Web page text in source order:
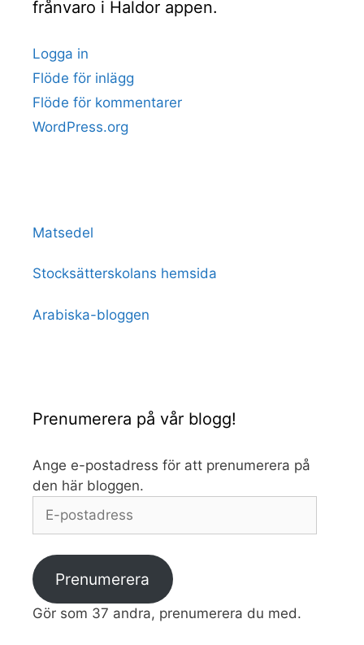
frånvaro i Haldor appen.
Logga in
Flöde för inlägg
Flöde för kommentarer
WordPress.org
Matsedel
Stocksätterskolans hemsida
Arabiska-bloggen
Prenumerera på vår blogg!
Ange e-postadress för att prenumerera på
den här bloggen.
postadress
Prenumerera
Gör som 37 andra, prenumerera du med.